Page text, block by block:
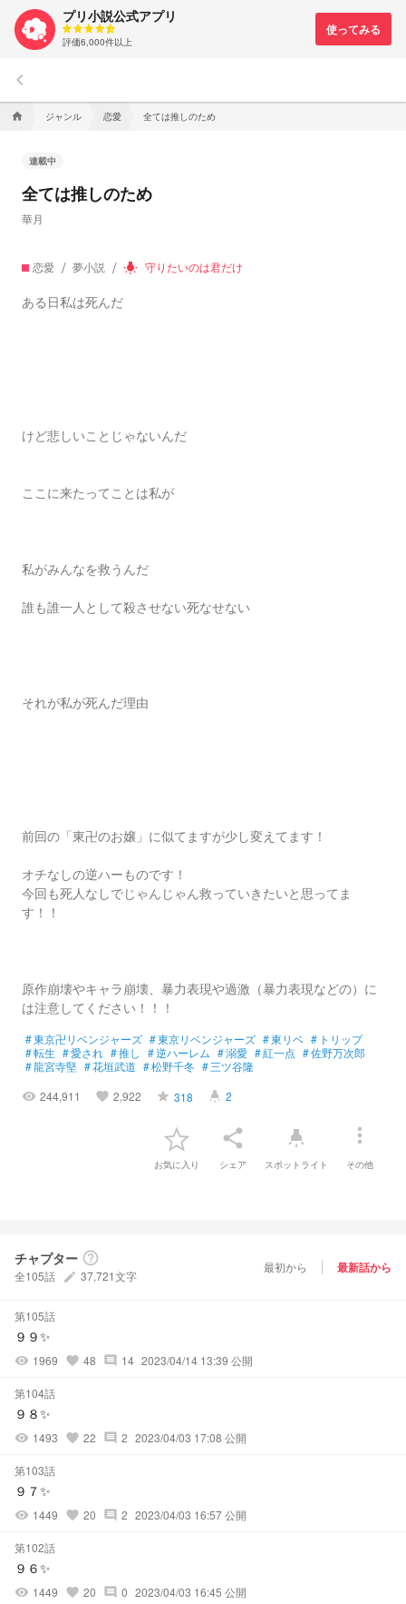
プリ小説公式アプリ
評価6,000件以上
keyboard_arrow_left
home ジャンル 恋愛 全ては推しのため
連載中
全ては推しのため
華月
恋愛 夢小説 wb_incandescent 守りたいのは君だけ
ある日私は死んだ
けど悲しいことじゃないんだ
ここに来たってことは私が
私がみんなを救うんだ
誰も誰一人として殺させない死なせない
それが私が死んだ理由
前回の「東卍のお嬢」に似てますが少し変えてます！
オチなしの逆ハーものです！
今回も死人なしでじゃんじゃん救っていきたいと思ってま
す！！
原作崩壊やキャラ崩壊、暴力表現や過激（暴力表現などの）に
は注意してください！！！
#東京卍リベンジャーズ #東京リベンジャーズ #東リベ # トリップ
#転生 #愛され #推し #逆ハーレム #溺愛 #紅一点 #佐野万次郎
#龍宮寺堅 #花垣武道 #松野千冬 #三ツ谷隆
visibility 244,911 favorite 2,922 grade 318 highlight 2
お気に入り
share
シェア
highlight
スポットライト
more_vert
その他
チャプター help_outline
全105話 create 37,721文字
最初から 最新話から
第105話
９９✨
visibility 1969 favorite 48 comment 14 2023/04/14 13:39 公開
第104話
９８✨
visibility 1493 favorite 22 comment 2 2023/04/03 17:08 公開
第103話
９７✨
visibility 1449 favorite 20 comment 2 2023/04/03 16:57 公開
第102話
９６✨
visibility 1449 favorite 20 comment 0 2023/04/03 16:45 公開